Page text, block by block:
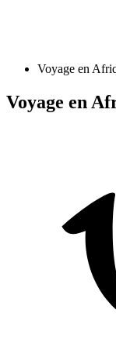
Voyage en
Voyage en